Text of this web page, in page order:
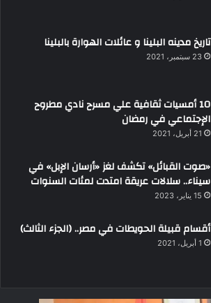
تاريخ مدينه البلينا و عائلات الهوارة بالبلينا
23 سبتمبر، 2021
10 أمسيات ثقافية علي مسرح نادي مطروح
الإجتماعي في رمضان
21 أبريل، 2021
«صوت القبائل» تكشف لغز «أرسان الإبل» في
سيناء.. سلالات عريقة امتدت لمئات السنوات
15 يناير، 2023
أقسام قبيلة الحويطات في مصر.. (الجزء الثالث)
1 أبريل، 2021